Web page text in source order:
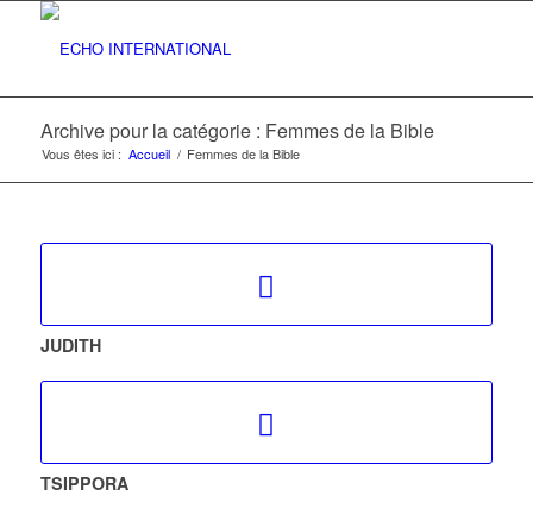
Archive pour la catégorie : Femmes de la Bible
Vous êtes ici : Accueil / Femmes de la Bible
JUDITH
TSIPPORA